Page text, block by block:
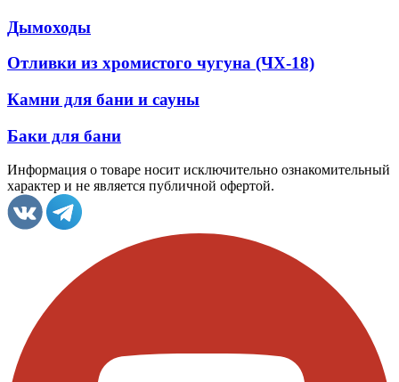
Дымоходы
Отливки из хромистого чугуна (ЧХ-18)
Камни для бани и сауны
Баки для бани
Информация о товаре носит исключительно ознакомительный
характер и не является публичной офертой.